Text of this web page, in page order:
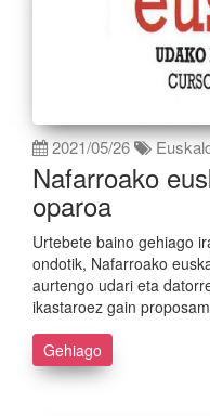
2021/05/26
Nafarroako
oparoa
Urtebete baino gehiago
ondotik, Nafarroako
aurtengo udari eta
ikastaroez gain
Gehiago